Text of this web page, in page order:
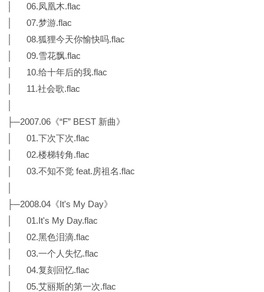
│ 06.凤凰木.flac
│ 07.梦游.flac
│ 08.狐狸今天你愉快吗.flac
│ 09.雪花飘.flac
│ 10.给十年后的我.flac
│ 11.社会歌.flac
├─2007.06《“F” BEST 新曲》
│ 01.下次下次.flac
│ 02.楼梯转角.flac
│ 03.不知不觉 feat.房祖名.flac
├─2008.04《It's My Day》
│ 01.It's My Day.flac
│ 02.黑色泪滴.flac
│ 03.一个人失忆.flac
│ 04.复刻回忆.flac
│ 05.艾丽斯的第一次.flac